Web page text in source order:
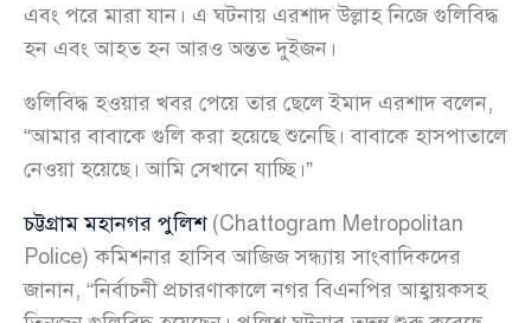
এবং পরে মারা যান। এ ঘটনায় এরশাদ উল্লাহ নিজে গুলিবিদ্ধ
হন এবং আহত হন আরও অন্তত দুইজন।
গুলিবিদ্ধ হওয়ার খবর পেয়ে তার ছেলে ইমাদ এরশাদ বলেন,
“আমার বাবাকে গুলি করা হয়েছে শুনেছি। বাবাকে হাসপাতালে
নেওয়া হয়েছে। আমি সেখানে যাচ্ছি।”
চট্টগ্রাম মহানগর পুলিশ(Chattogram Metropolitan
Police) কমিশনার হাসিব আজিজ সন্ধ্যায় সাংবাদিকদের
জানান, “নির্বাচনী প্রচারণাকালে নগর বিএনপির আহ্বায়কসহ